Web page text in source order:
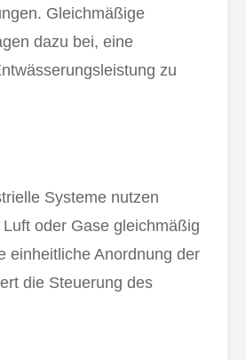
Gleichmäßige
dazu bei, eine
zu
Systeme nutzen
oder Gase gleichmäßig
einheitliche Anordnung der
die Steuerung des